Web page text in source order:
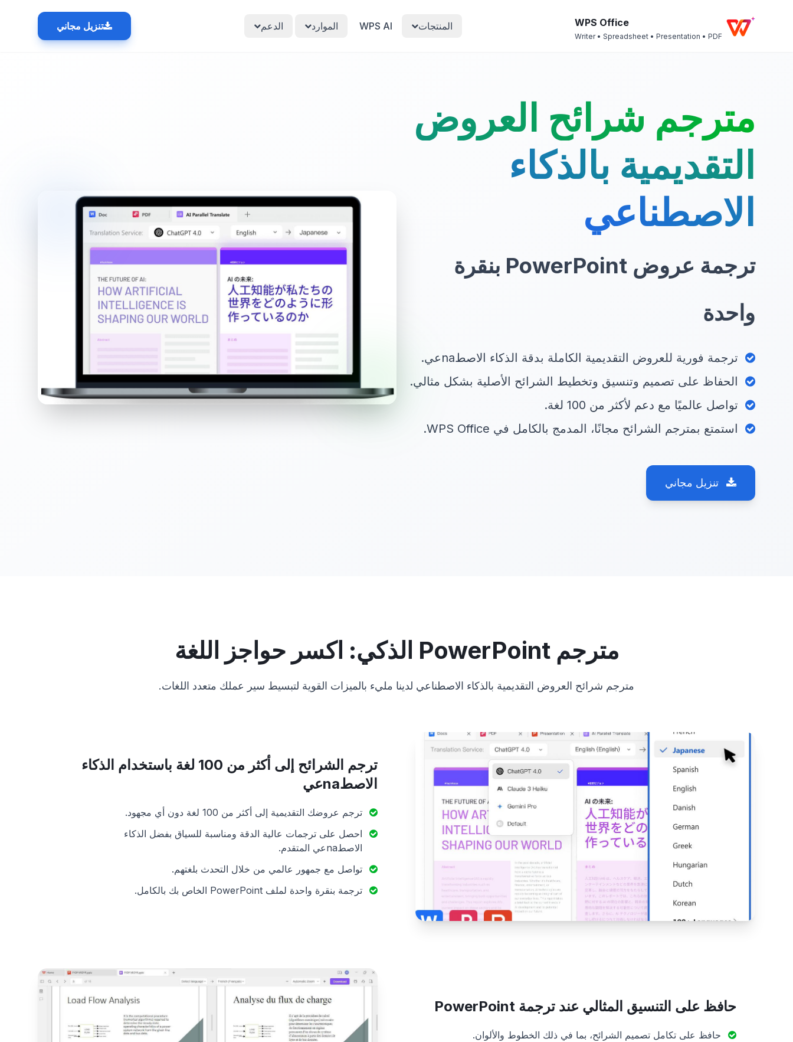
WPS Office
Writer • Spreadsheet • Presentation • PDF
المنتجات WPS AI الموارد الدعم تنزيل مجاني
مترجم شرائح العروض
التقديمية بالذكاء
الاصطناعي
ترجمة عروض PowerPoint بنقرة
واحدة
ترجمة فورية للعروض التقديمية الكاملة بدقة الذكاء الاصطnaعي.
الحفاظ على تصميم وتنسيق وتخطيط الشرائح الأصلية بشكل مثالي.
تواصل عالميًا مع دعم لأكثر من 100 لغة.
استمتع بمترجم الشرائح مجانًا، المدمج بالكامل في WPS Office.
تنزيل مجاني
مترجم PowerPoint الذكي: اكسر حواجز اللغة
مترجم شرائح العروض التقديمية بالذكاء الاصطناعي لدينا مليء بالميزات القوية لتبسيط سير عملك متعدد اللغات.
ترجم الشرائح إلى أكثر من 100 لغة باستخدام الذكاء
الاصطnaعي
ترجم عروضك التقديمية إلى أكثر من 100 لغة دون أي مجهود.
احصل على ترجمات عالية الدقة ومناسبة للسياق بفضل الذكاء
الاصطnaعي المتقدم.
تواصل مع جمهور عالمي من خلال التحدث بلغتهم.
ترجمة بنقرة واحدة لملف PowerPoint الخاص بك بالكامل.
حافظ على التنسيق المثالي عند ترجمة PowerPoint
حافظ على تكامل تصميم الشرائح، بما في ذلك الخطوط والألوان.